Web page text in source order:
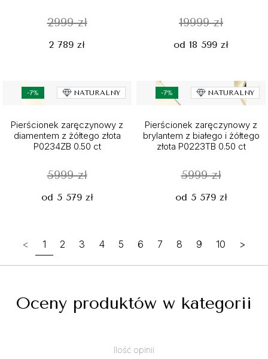
2999 zł
2 789 zł
19999 zł
od 18 599 zł
-7% NATURALNY
Pierścionek zaręczynowy z
diamentem z żółtego złota
P0234ZB 0.50 ct
5999 zł
od 5 579 zł
-7% NATURALNY
Pierścionek zaręczynowy z
brylantem z białego i żółtego
złota P0223TB 0.50 ct
5999 zł
od 5 579 zł
< 1 2 3 4 5 6 7 8 9 10 >
Oceny produktów w kategorii
Ilość opinii